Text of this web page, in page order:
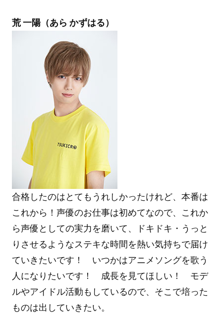
荒 一陽（あら かずはる）
合格したのはとてもうれしかったけれど、本番は
これから！声優のお仕事は初めてなので、これか
ら声優としての実力を磨いて、ドキドキ・うっと
りさせるようなステキな時間を熱い気持ちで届け
ていきたいです！ いつかはアニメソングを歌う
人になりたいです！ 成長を見てほしい！ モデ
ルやアイドル活動もしているので、そこで培った
ものは出していきたい。